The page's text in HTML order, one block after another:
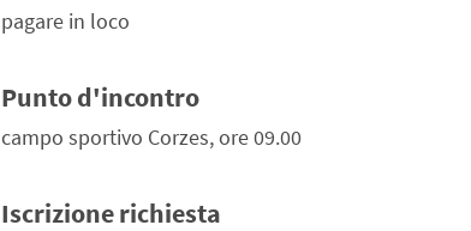
pagare in loco
Punto d'incontro
campo sportivo Corzes, ore 09.00
Iscrizione richiesta